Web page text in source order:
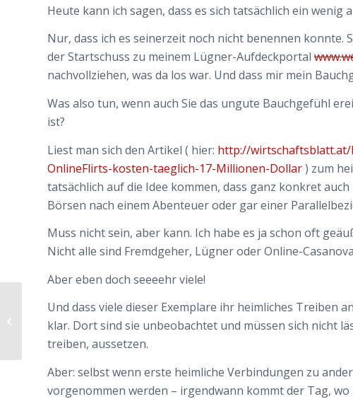
Heute kann ich sagen, dass es sich tatsächlich ein wenig
Nur, dass ich es seinerzeit noch nicht benennen konnte.
der Startschuss zu meinem Lügner-Aufdeckportal
nachvollziehen, was da los war. Und dass mir mein
Was also tun, wenn auch Sie das ungute Bauchgefühl
ist?
Liest man sich den Artikel ( hier: http://
OnlineFlirts-kosten-taeglich-17-Millionen-Dollar) zum
tatsächlich auf die Idee kommen, dass ganz konkret
Börsen nach einem Abenteuer oder gar einer
Muss nicht sein, aber kann. Ich habe es ja schon oft
Nicht alle sind Fremdgeher, Lügner oder Online-
Aber eben doch seeeehr viele!
Und dass viele dieser Exemplare ihr heimliches Treiben
klar. Dort sind sie unbeobachtet und müssen sich nicht
treiben, aussetzen.
Aber: selbst wenn erste heimliche Verbindungen zu
vorgenommen werden – irgendwann kommt der Tag,
Bumerang á la Valérie Trierweiler –
auch sie hat einer Frau einst den